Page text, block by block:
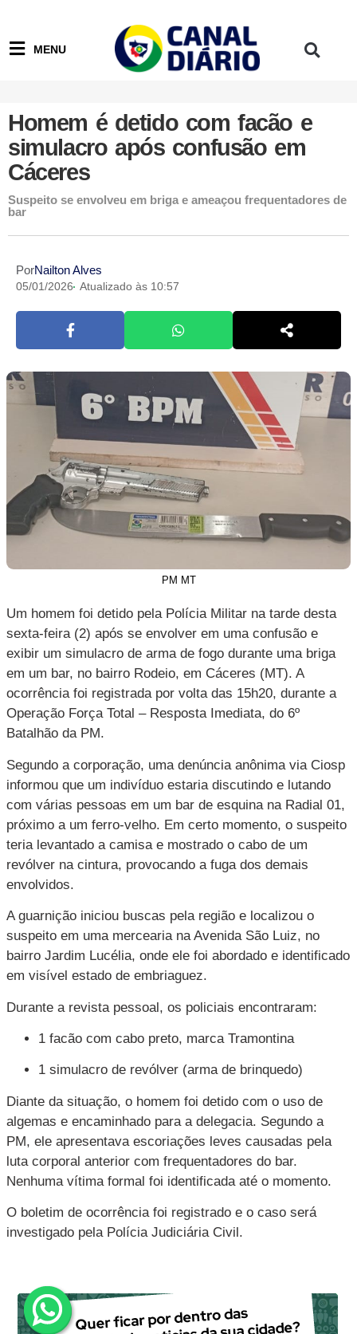
MENU
Homem é detido com facão e
simulacro após confusão em
Cáceres
Suspeito se envolveu em briga e ameaçou frequentadores de
bar
PorNailton Alves
05/01/2026 Atualizado às 10:57
PM MT
Um homem foi detido pela Polícia Militar na tarde desta
sexta-feira (2) após se envolver em uma confusão e
exibir um simulacro de arma de fogo durante uma briga
em um bar, no bairro Rodeio, em Cáceres (MT). A
ocorrência foi registrada por volta das 15h20, durante a
Operação Força Total – Resposta Imediata, do 6º
Batalhão da PM.
Segundo a corporação, uma denúncia anônima via Ciosp
informou que um indivíduo estaria discutindo e lutando
com várias pessoas em um bar de esquina na Radial 01,
próximo a um ferro-velho. Em certo momento, o suspeito
teria levantado a camisa e mostrado o cabo de um
revólver na cintura, provocando a fuga dos demais
envolvidos.
A guarnição iniciou buscas pela região e localizou o
suspeito em uma mercearia na Avenida São Luiz, no
bairro Jardim Lucélia, onde ele foi abordado e identificado
em visível estado de embriaguez.
Durante a revista pessoal, os policiais encontraram:
1 facão com cabo preto, marca Tramontina
1 simulacro de revólver (arma de brinquedo)
Diante da situação, o homem foi detido com o uso de
algemas e encaminhado para a delegacia. Segundo a
PM, ele apresentava escoriações leves causadas pela
luta corporal anterior com frequentadores do bar.
Nenhuma vítima formal foi identificada até o momento.
O boletim de ocorrência foi registrado e o caso será
investigado pela Polícia Judiciária Civil.